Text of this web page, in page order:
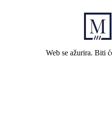
Web se ažurira. Biti